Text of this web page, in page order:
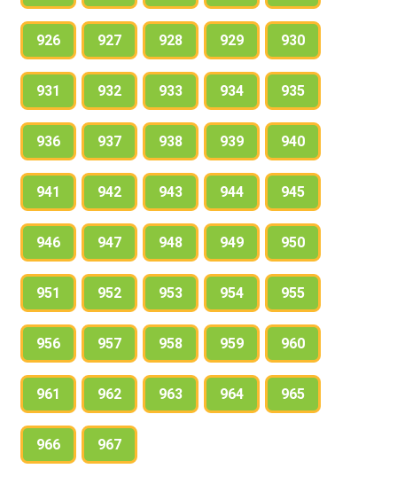
926 927 928 929 930
931 932 933 934 935
936 937 938 939 940
941 942 943 944 945
946 947 948 949 950
951 952 953 954 955
956 957 958 959 960
961 962 963 964 965
966 967